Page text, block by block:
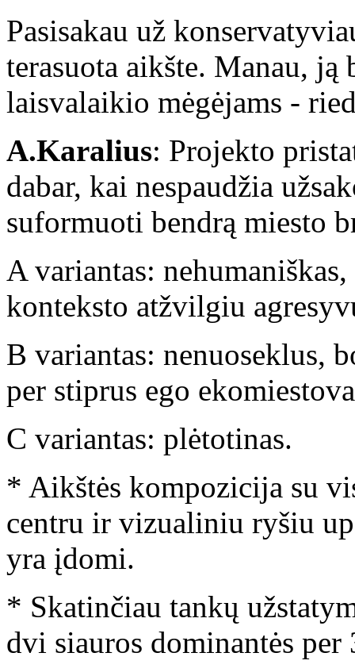
Pasisakau už
terasuota aikšte. Manau,
laisvalaikio mėgėjams -
A.Karalius: Projekto
dabar, kai nespaudžia
suformuoti bendrą miesto
A variantas:
konteksto atžvilgiu
B variantas: nenuoseklus,
per stiprus ego
C variantas: plėtotinas.
* Aikštės kompozicija su
centru ir vizualiniu ryšiu
yra įdomi.
* Skatinčiau tankų
dvi siauros dominantės